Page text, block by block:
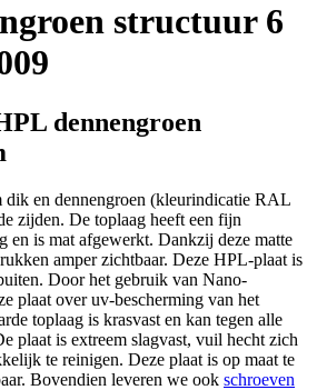
structuur 6
dennengroen
dik en dennengroen (kleurindicatie RAL
zijden. De toplaag heeft een fijn
en is mat afgewerkt. Dankzij deze matte
amper zichtbaar. Deze HPL-plaat is
Door het gebruik van Nano-
plaat over uv-bescherming van het
toplaag is krasvast en kan tegen alle
plaat is extreem slagvast, vuil hecht zich
te reinigen. Deze plaat is op maat te
Bovendien leveren we ook schroeven